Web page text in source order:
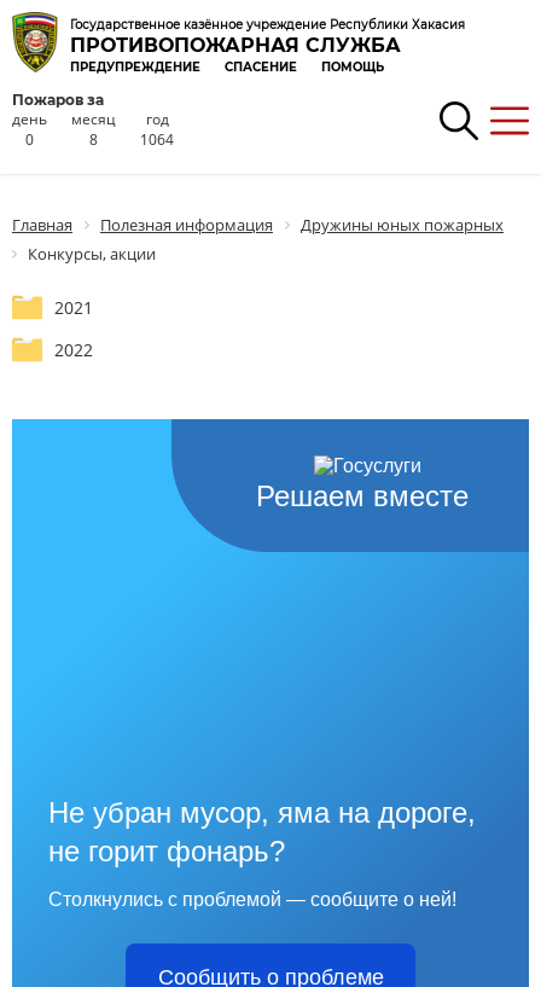
Государственное казённое учреждение Республики Хакасия
ПРОТИВОПОЖАРНАЯ СЛУЖБА
ПРЕДУПРЕЖДЕНИЕ СПАСЕНИЕ ПОМОЩЬ
Пожаров за
день
0
месяц
8
год
1064
Главная Полезная информация
Дружины юных пожарных
Конкурсы, акции
2021
2022
Решаем вместе
Не убран мусор, яма на дороге,
не горит фонарь?
Столкнулись с проблемой — сообщите о ней!
Сообщить о проблеме